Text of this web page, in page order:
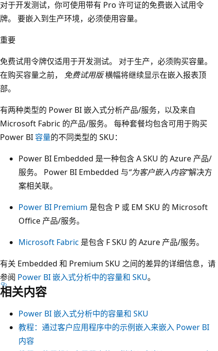
对于开发测试，你可使用带有 Pro 许可证的免费嵌入试用令
牌。 要嵌入到生产环境，必须使用容量。
重要
免费试用令牌仅适用于开发测试。 对于生产，必须购买容量。
在购买容量之前， 免费试用版横幅将继续显示在嵌入报表顶
部。
有两种类型的 Power BI 嵌入式分析产品/服务，以及来自
Microsoft Fabric 的产品/服务。 每种套餐均包含可用于购买
Power BI 容量的不同类型的 SKU：
Power BI Embedded 是一种包含 A SKU 的 Azure 产品/
服务。 Power BI Embedded 与“为客户嵌入内容”解决方
案相关联。
Power BI Premium 是包含 P 或 EM SKU 的 Microsoft
Office 产品/服务。
Microsoft Fabric 是包含 F SKU 的 Azure 产品/服务。
有关 Embedded 和 Premium SKU 之间的差异的详细信息，请
参阅 Power BI 嵌入式分析中的容量和 SKU。
相关内容
Power BI 嵌入式分析中的容量和 SKU
教程：通过客户应用程序中的示例嵌入来嵌入 Power BI
内容